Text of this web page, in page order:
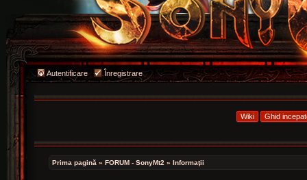
Autentificare Înregistrare
Prima pagină » FORUM - SonyMt2 » Informaţii